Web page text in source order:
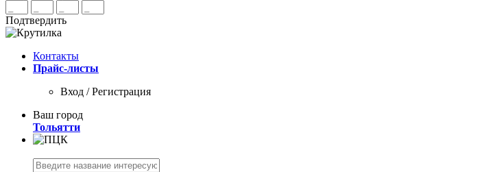
Подтвердить
Контакты
Прайс-листы
Вход / Регистрация
Ваш город
Тольятти